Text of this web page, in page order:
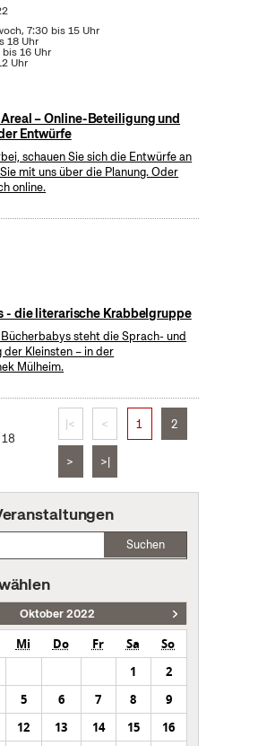
7:30 bis 15 Uhr
18 Uhr
16 Uhr
Uhr
– Online-Beteiligung und
Entwürfe
schauen Sie sich die Entwürfe an
mit uns über die Planung. Oder
online.
- die literarische Krabbelgruppe
steht die Sprach- und
der Kleinsten – in der
Mülheim.
|< < 1 2
> >|
Suchen
Oktober 2022
Mi Do Fr Sa
So
1
2
5 6 7 8
9
12 13 14 15
16